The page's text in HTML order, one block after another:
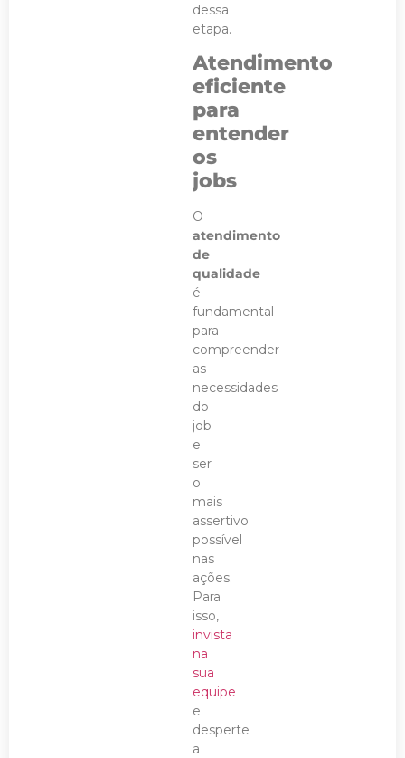
dessa
etapa.
Atendimento
eficiente
para
entender
os
jobs
O
atendimento
de
qualidade
é
fundamental
para
compreender
as
necessidades
do
job
e
ser
o
mais
assertivo
possível
nas
ações.
Para
isso,
invista
na
sua
equipe
e
desperte
a